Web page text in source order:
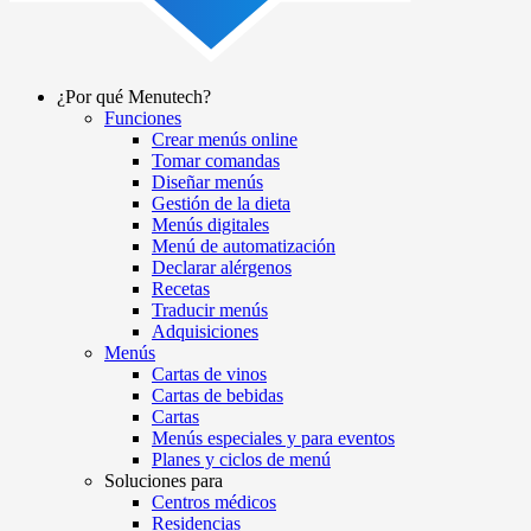
navigation
¿Por qué Menutech?
Funciones
Crear menús online
Tomar comandas
Diseñar menús
Gestión de la dieta
Menús digitales
Menú de automatización
Declarar alérgenos
Recetas
Traducir menús
Adquisiciones
Menús
Cartas de vinos
Cartas de bebidas
Cartas
Menús especiales y para eventos
Planes y ciclos de menú
Soluciones para
Centros médicos
Residencias